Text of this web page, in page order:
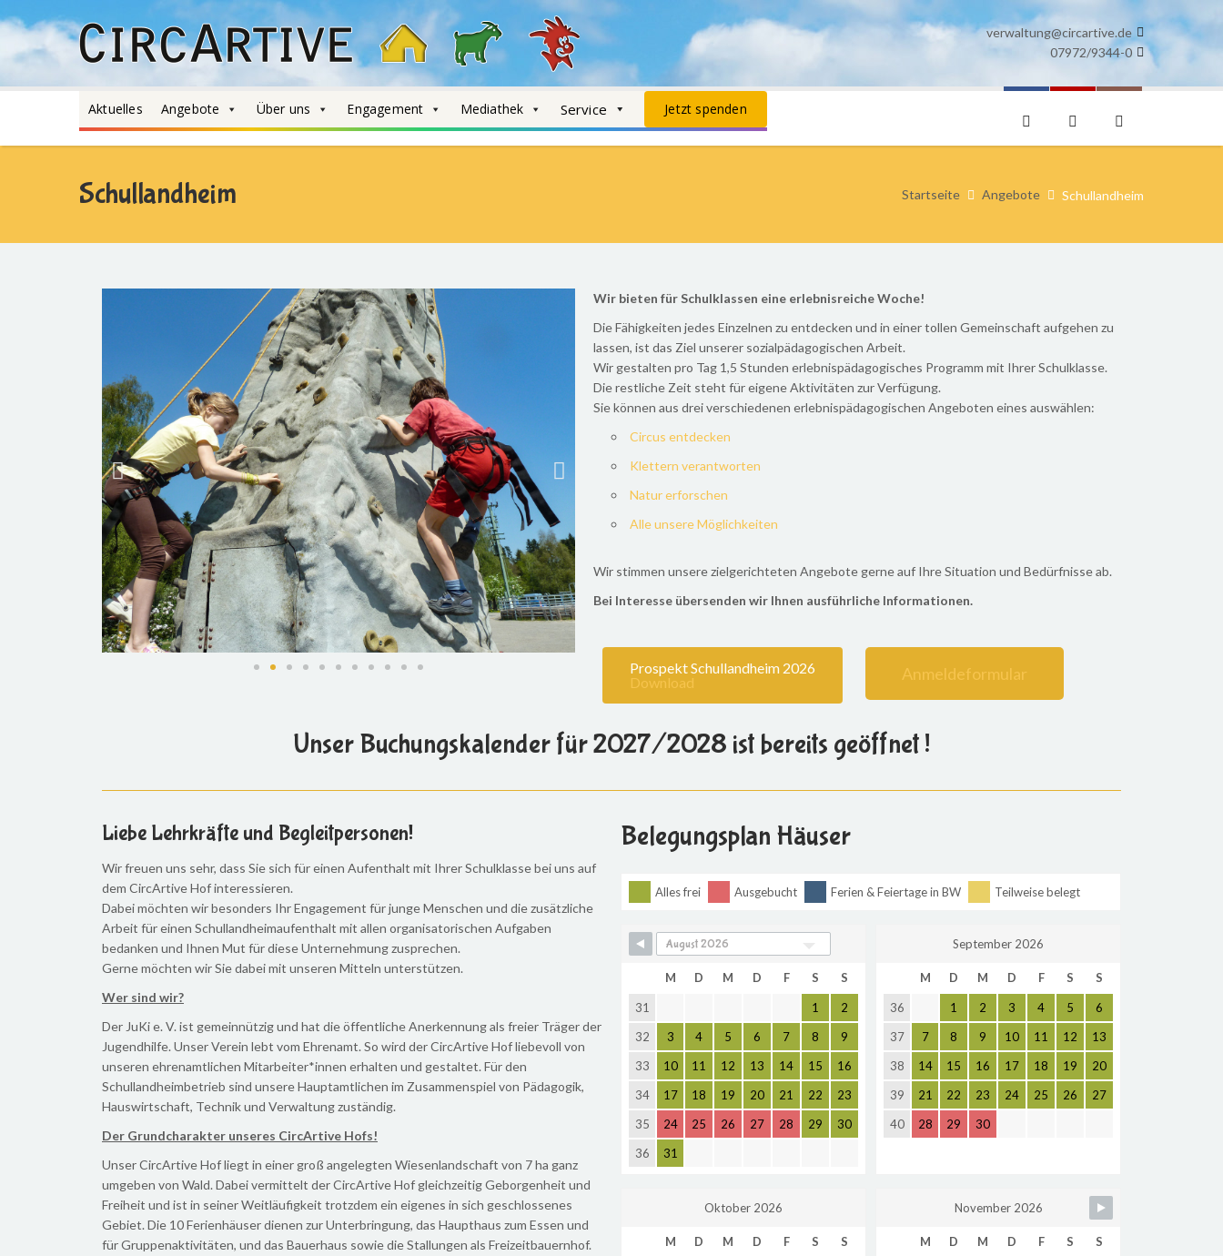
verwaltung@circartive.de
07972/9344-0
Aktuelles Angebote Über uns Engagement Mediathek Service Jetzt spenden
Schullandheim Startseite Angebote Schullandheim
Wir bieten für Schulklassen eine erlebnisreiche Woche!
Die Fähigkeiten jedes Einzelnen zu entdecken und in einer tollen Gemeinschaft aufgehen zu
lassen, ist das Ziel unserer sozialpädagogischen Arbeit.
Wir gestalten pro Tag 1,5 Stunden erlebnispädagogisches Programm mit Ihrer Schulklasse.
Die restliche Zeit steht für eigene Aktivitäten zur Verfügung.
Sie können aus drei verschiedenen erlebnispädagogischen Angeboten eines auswählen:
Circus entdecken
Klettern verantworten
Natur erforschen
Alle unsere Möglichkeiten
Wir stimmen unsere zielgerichteten Angebote gerne auf Ihre Situation und Bedürfnisse ab.
Bei Interesse übersenden wir Ihnen ausführliche Informationen.
Prospekt Schullandheim 2026
Download
Anmeldeformular
Unser Buchungskalender für 2027/2028 ist bereits geöffnet !
Liebe Lehrkräfte und Begleitpersonen!
Wir freuen uns sehr, dass Sie sich für einen Aufenthalt mit Ihrer Schulklasse bei uns auf
dem CircArtive Hof interessieren.
Dabei möchten wir besonders Ihr Engagement für junge Menschen und die zusätzliche
Arbeit für einen Schullandheimaufenthalt mit allen organisatorischen Aufgaben
bedanken und Ihnen Mut für diese Unternehmung zusprechen.
Gerne möchten wir Sie dabei mit unseren Mitteln unterstützen.
Wer sind wir?
Der JuKi e. V. ist gemeinnützig und hat die öffentliche Anerkennung als freier Träger der
Jugendhilfe. Unser Verein lebt vom Ehrenamt. So wird der CircArtive Hof liebevoll von
unseren ehrenamtlichen Mitarbeiter*innen erhalten und gestaltet. Für den
Schullandheimbetrieb sind unsere Hauptamtlichen im Zusammenspiel von Pädagogik,
Hauswirtschaft, Technik und Verwaltung zuständig.
Der Grundcharakter unseres CircArtive Hofs!
Unser CircArtive Hof liegt in einer groß angelegten Wiesenlandschaft von 7 ha ganz
umgeben von Wald. Dabei vermittelt der CircArtive Hof gleichzeitig Geborgenheit und
Freiheit und ist in seiner Weitläufigkeit trotzdem ein eigenes in sich geschlossenes
Gebiet. Die 10 Ferienhäuser dienen zur Unterbringung, das Haupthaus zum Essen und
für Gruppenaktivitäten, und das Bauerhaus sowie die Stallungen als Freizeitbauernhof.
Belegungsplan Häuser
Alles frei Ausgebucht Ferien & Feiertage in BW Teilweise belegt
M D M D F S S
31 1
2
32
3 4 5 6 7 8
9
33
10 11 12 13 14 15
16
34
17 18 19 20 21 22
23
35
24 25 26 27 28 29
30
36
31
September 2026
M D M D F S S
36 1 2 3 4 5
6
37
7 8 9 10 11 12
13
38
14 15 16 17 18 19
20
39
21 22 23 24 25 26
27
40
28 29 30
Oktober 2026
M D M D F S S
November 2026
M D M D F S S